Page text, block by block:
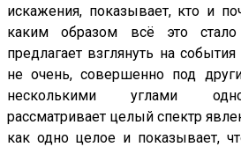
искажения, показывает, кто и
каким образом всё это
предлагает взглянуть на
не очень, совершенно под
несколькими углами
рассматривает целый спектр
как одно целое и показывает,